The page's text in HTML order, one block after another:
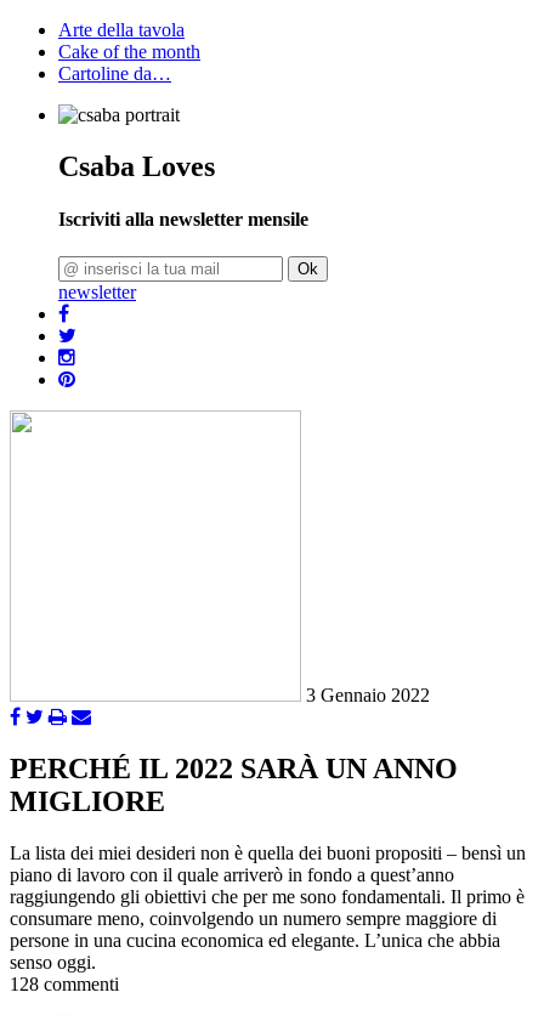
Arte della tavola
Cake of the month
Cartoline da…
Csaba Loves
Iscriviti alla newsletter mensile
Ok
newsletter
3 Gennaio 2022
PERCHÉ IL 2022 SARÀ UN ANNO
MIGLIORE
La lista dei miei desideri non è quella dei buoni propositi – bensì un
piano di lavoro con il quale arriverò in fondo a quest’anno
raggiungendo gli obiettivi che per me sono fondamentali. Il primo è
consumare meno, coinvolgendo un numero sempre maggiore di
persone in una cucina economica ed elegante. L’unica che abbia
senso oggi.
128 commenti